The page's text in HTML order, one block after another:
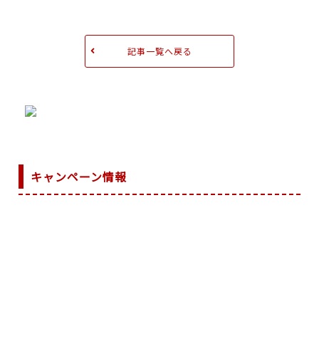
記事一覧へ戻る
キャンペーン情報